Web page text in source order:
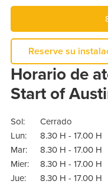
Reserve su
Horario de
Start of
Sol:
Cerrado
Lun:
8.30 H - 17.00 H
Mar:
8.30 H - 17.00 H
Mier:
8.30 H - 17.00 H
Jue:
8.30 H - 17.00 H